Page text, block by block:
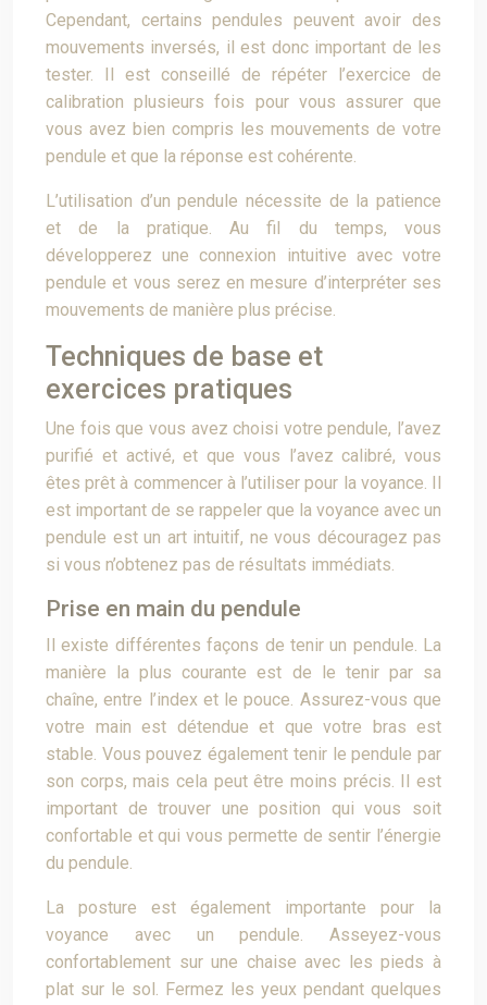
Cependant, certains pendules peuvent avoir des
mouvements inversés, il est donc important de les
tester. Il est conseillé de répéter l’exercice de
calibration plusieurs fois pour vous assurer que
vous avez bien compris les mouvements de votre
pendule et que la réponse est cohérente.
L’utilisation d’un pendule nécessite de la patience
et de la pratique. Au fil du temps, vous
développerez une connexion intuitive avec votre
pendule et vous serez en mesure d’interpréter ses
mouvements de manière plus précise.
Techniques de base et
exercices pratiques
Une fois que vous avez choisi votre pendule, l’avez
purifié et activé, et que vous l’avez calibré, vous
êtes prêt à commencer à l’utiliser pour la voyance. Il
est important de se rappeler que la voyance avec un
pendule est un art intuitif, ne vous découragez pas
si vous n’obtenez pas de résultats immédiats.
Prise en main du pendule
Il existe différentes façons de tenir un pendule. La
manière la plus courante est de le tenir par sa
chaîne, entre l’index et le pouce. Assurez-vous que
votre main est détendue et que votre bras est
stable. Vous pouvez également tenir le pendule par
son corps, mais cela peut être moins précis. Il est
important de trouver une position qui vous soit
confortable et qui vous permette de sentir l’énergie
du pendule.
La posture est également importante pour la
voyance avec un pendule. Asseyez-vous
confortablement sur une chaise avec les pieds à
plat sur le sol. Fermez les yeux pendant quelques